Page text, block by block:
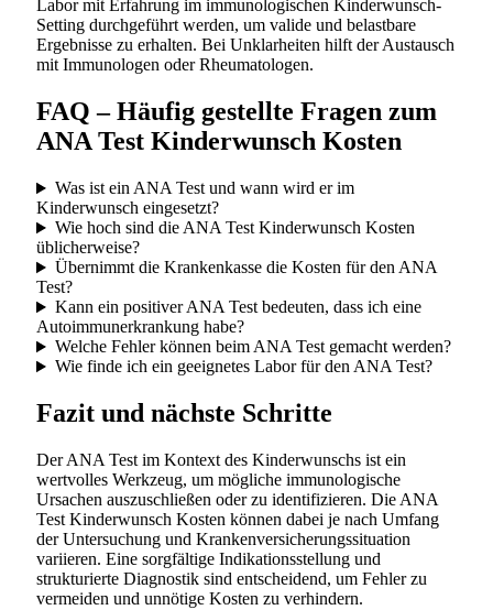
Labor mit Erfahrung im immunologischen Kinderwunsch-
Setting durchgeführt werden, um valide und belastbare
Ergebnisse zu erhalten. Bei Unklarheiten hilft der Austausch
mit Immunologen oder Rheumatologen.
FAQ – Häufig gestellte Fragen zum
ANA Test Kinderwunsch Kosten
Was ist ein ANA Test und wann wird er im
Kinderwunsch eingesetzt?
Wie hoch sind die ANA Test Kinderwunsch Kosten
üblicherweise?
Übernimmt die Krankenkasse die Kosten für den ANA
Test?
Kann ein positiver ANA Test bedeuten, dass ich eine
Autoimmunerkrankung habe?
Welche Fehler können beim ANA Test gemacht werden?
Wie finde ich ein geeignetes Labor für den ANA Test?
Fazit und nächste Schritte
Der ANA Test im Kontext des Kinderwunschs ist ein
wertvolles Werkzeug, um mögliche immunologische
Ursachen auszuschließen oder zu identifizieren. Die ANA
Test Kinderwunsch Kosten können dabei je nach Umfang
der Untersuchung und Krankenversicherungssituation
variieren. Eine sorgfältige Indikationsstellung und
strukturierte Diagnostik sind entscheidend, um Fehler zu
vermeiden und unnötige Kosten zu verhindern.